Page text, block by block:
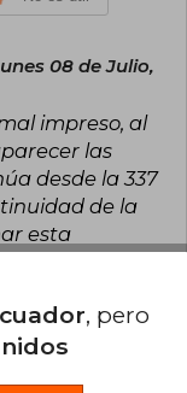
Estados Unidos, la
escritora en
la medalla de
en los Estados
al mundo de las
08 de Julio,
impreso, al
las
desde la 337
de la
esta
, pero